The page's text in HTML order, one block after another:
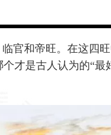
官和帝旺。在这四
才是古人认为的“